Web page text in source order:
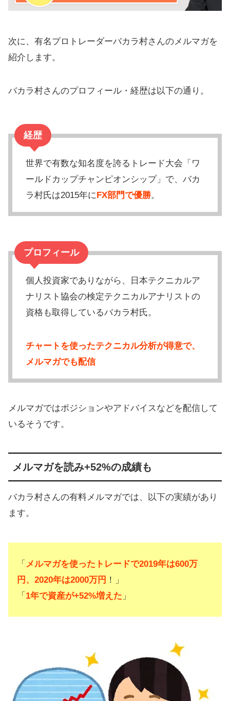
次に、有名プロトレーダーバカラ村さんのメルマガを
紹介します。
バカラ村さんのプロフィール・経歴は以下の通り。
経歴
世界で有数な知名度を誇るトレード大会「ワ
ールドカップチャンピオンシップ」で、バカ
ラ村氏は2015年に FX部門で優勝。
プロフィール
個人投資家でありながら、日本テクニカルア
ナリスト協会の検定テクニカルアナリストの
資格も取得しているバカラ村氏。
チャートを使ったテクニカル分析が得意で、
メルマガでも配信
メルマガではポジションやアドバイスなどを配信して
いるそうです。
メルマガを読み+52%の成績も
バカラ村さんの有料メルマガでは、以下の実績があり
ます。
「 メルマガを使ったトレードで2019年は600万
円、2020年は2000万円 ！」
「 1年で資産が+52%増えた 」